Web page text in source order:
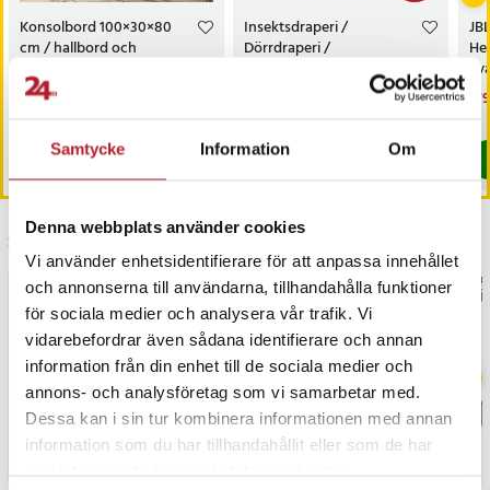
Samtycke Information Om
Denna webbplats använder cookies
Vi använder enhetsidentifierare för att anpassa innehållet
och annonserna till användarna, tillhandahålla funktioner
för sociala medier och analysera vår trafik. Vi
vidarebefordrar även sådana identifierare och annan
information från din enhet till de sociala medier och
annons- och analysföretag som vi samarbetar med.
Dessa kan i sin tur kombinera informationen med annan
information som du har tillhandahållit eller som de har
Konsolbord 100×30×80
cm / hallbord och
sidobord i industriell stil med
två lådor – Trä/svart
Pris:999 kr
999 kr
Köp
Insektsdraperi /
Dörrdraperi /
Dörrförhänge - 90x210cm
Senast besökta
BÄSTSÄLJARE